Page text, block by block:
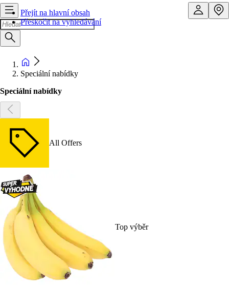
Přejít na hlavní obsah
Přeskočit na vyhledávání
Speciální nabídky
Speciální nabídky
All Offers
Top výběr